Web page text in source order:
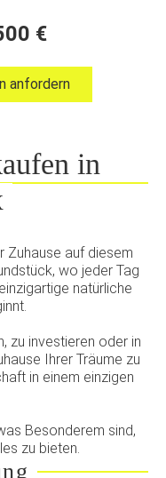
€
anfordern
in
Zuhause auf diesem
wo jeder Tag
natürliche
zu investieren oder in
Ihrer Träume zu
in einem einzigen
Besonderem sind,
zu bieten.